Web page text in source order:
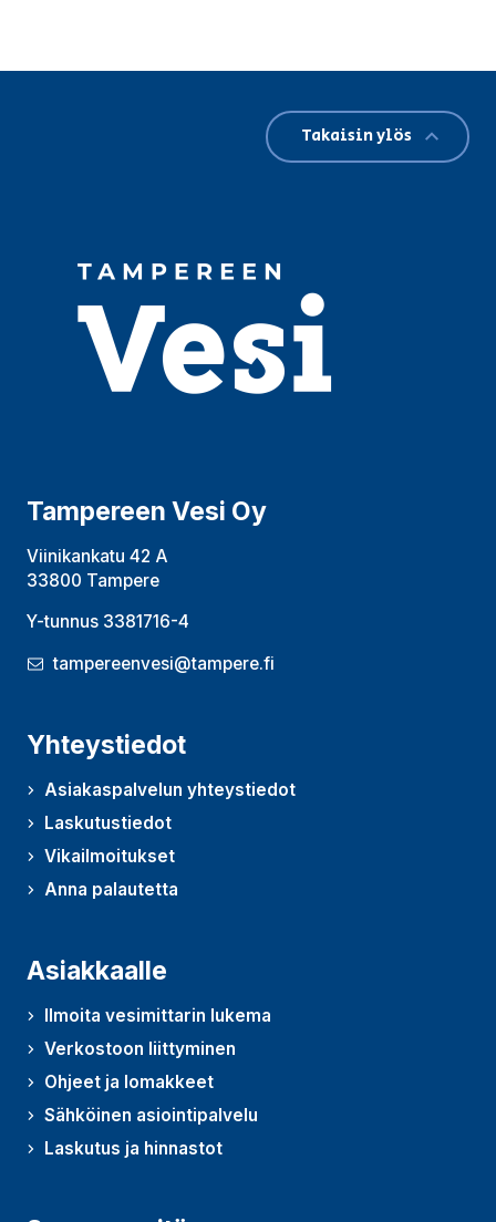
Tampereen Vesi Oy
Viinikankatu 42 A
33800 Tampere
Y-tunnus 3381716-4
tampereenvesi@tampere.fi
Yhteystiedot
Asiakaspalvelun yhteystiedot
Laskutustiedot
Vikailmoitukset
Anna palautetta
(Avautuu uudessa ikkunassa)
Asiakkaalle
Ilmoita vesimittarin lukema
Verkostoon liittyminen
Ohjeet ja lomakkeet
Sähköinen asiointipalvelu
Laskutus ja hinnastot
Takaisin ylös